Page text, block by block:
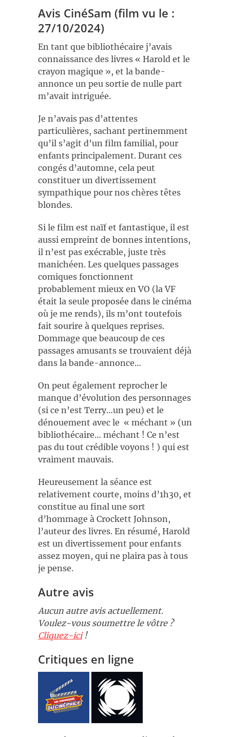
Avis CinéSam (film vu le :
27/10/2024)
En tant que bibliothécaire j’avais
connaissance des livres « Harold et le
crayon magique », et la bande-
annonce un peu sortie de nulle part
m’avait intriguée.
Je n’avais pas d’attentes
particulières, sachant pertinemment
qu’il s’agit d’un film familial, pour
enfants principalement. Durant ces
congés d’automne, cela peut
constituer un divertissement
sympathique pour nos chères têtes
blondes.
Si le film est naïf et fantastique, il est
aussi empreint de bonnes intentions,
il n’est pas exécrable, juste très
manichéen. Les quelques passages
comiques fonctionnent
probablement mieux en VO (la VF
était la seule proposée dans le cinéma
où je me rends), ils m’ont toutefois
fait sourire à quelques reprises.
Dommage que beaucoup de ces
passages amusants se trouvaient déjà
dans la bande-annonce…
On peut également reprocher le
manque d’évolution des personnages
(si ce n’est Terry…un peu) et le
dénouement avec le « méchant » (un
bibliothécaire… méchant ! Ce n’est
pas du tout crédible voyons ! ) qui est
vraiment mauvais.
Heureusement la séance est
relativement courte, moins d’1h30, et
constitue au final une sort
d’hommage à Crockett Johnson,
l’auteur des livres. En résumé, Harold
est un divertissement pour enfants
assez moyen, qui ne plaira pas à tous
je pense.
Autre avis
Aucun autre avis actuellement.
Voulez-vous soumettre le vôtre ?
Cliquez-ici!
Critiques en ligne